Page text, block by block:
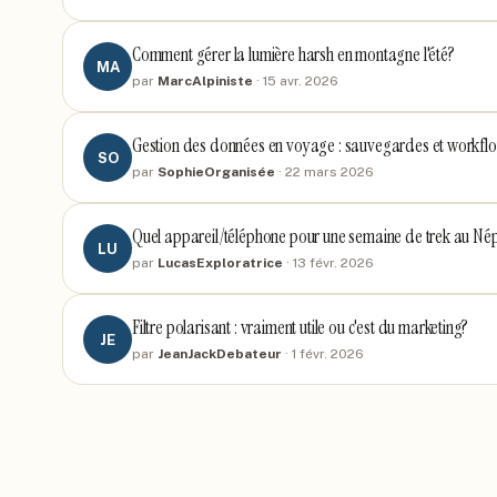
MA Comment gérer la lumière harsh en montagne l'été?
par MarcAlpiniste · 15 avr. 2026
SO Gestion des données en voyage : sauvegardes et
par SophieOrganisée · 22 mars 2026
LU Quel appareil/téléphone pour une semaine de trek au
par LucasExploratrice · 13 févr. 2026
JE Filtre polarisant : vraiment utile ou c'est du marketing?
par JeanJackDebateur · 1 févr. 2026